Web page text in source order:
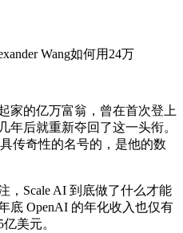
Wang如何用24万
的亿万富翁，曾在首次登上
年后就重新夺回了这一头衔。
传奇性的名号的，是他的数
Scale AI 到底做了什么才能
底 OpenAI 的年化收入也仅有
美元。